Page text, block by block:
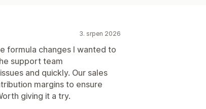
3. srpen 2026
formula changes I wanted to
support team
and quickly. Our sales
margins to ensure
giving it a try.